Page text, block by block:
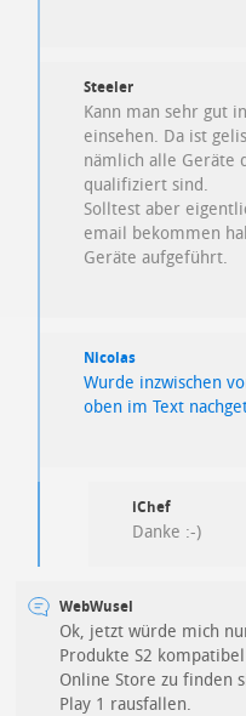
Steeler
Kann man sehr gut
einsehen. Da ist
nämlich alle Geräte
qualifiziert sind.
Solltest aber
email bekommen
Geräte aufgeführt.
Nicolas
Wurde inzwischen
oben im Text
iChef
Danke :-)
WebWusel
Ok, jetzt würde mich
Produkte S2
Online Store zu finden
Play 1 rausfallen.